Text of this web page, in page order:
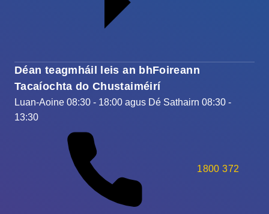
Déan teagmháil leis an bhFoireann
Tacaíochta do Chustaiméirí
Luan-Aoine 08:30 - 18:00 agus Dé Sathairn 08:30 -
13:30
1800 372